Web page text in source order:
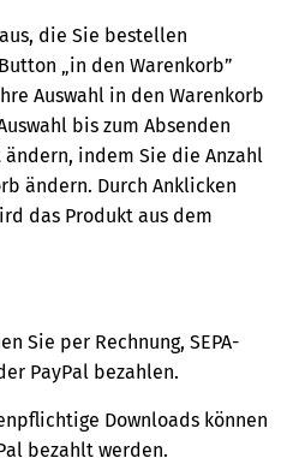
die Sie bestellen
„in den Warenkorb”
Auswahl in den Warenkorb
bis zum Absenden
indem Sie die Anzahl
ändern. Durch Anklicken
das Produkt aus dem
Sie per Rechnung, SEPA-
PayPal bezahlen.
Downloads können
bezahlt werden.